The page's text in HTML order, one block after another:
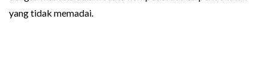
yang tidak memadai.